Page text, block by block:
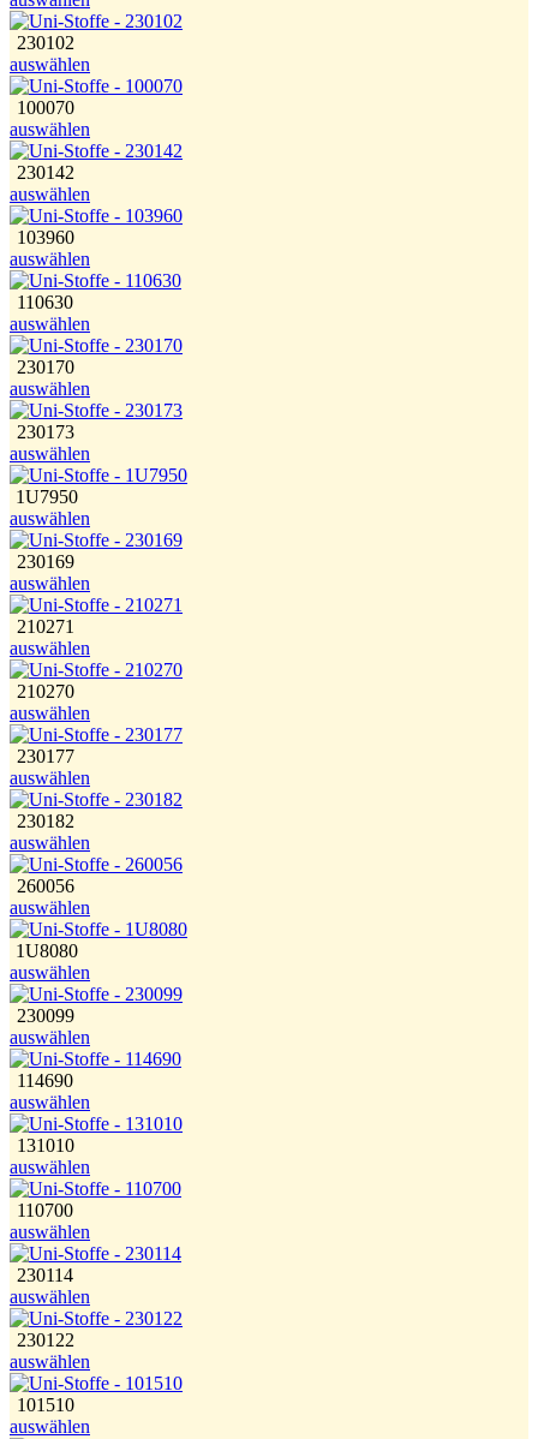
230102
auswählen
100070
auswählen
230142
auswählen
103960
auswählen
110630
auswählen
230170
auswählen
230173
auswählen
1U7950
auswählen
230169
auswählen
210271
auswählen
210270
auswählen
230177
auswählen
230182
auswählen
260056
auswählen
1U8080
auswählen
230099
auswählen
114690
auswählen
131010
auswählen
110700
auswählen
230114
auswählen
230122
auswählen
101510
auswählen